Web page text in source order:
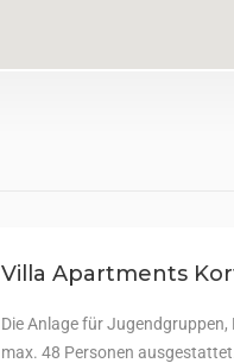
Villa Apartments
Die Anlage für
max. 48 Personen